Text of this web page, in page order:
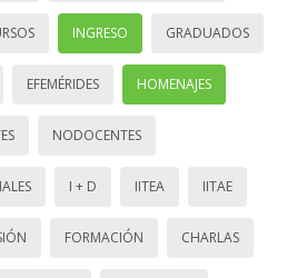
INGRESO GRADUADOS
EFEMÉRIDES HOMENAJES
NODOCENTES
I + D IITEA IITAE
FORMACIÓN CHARLAS